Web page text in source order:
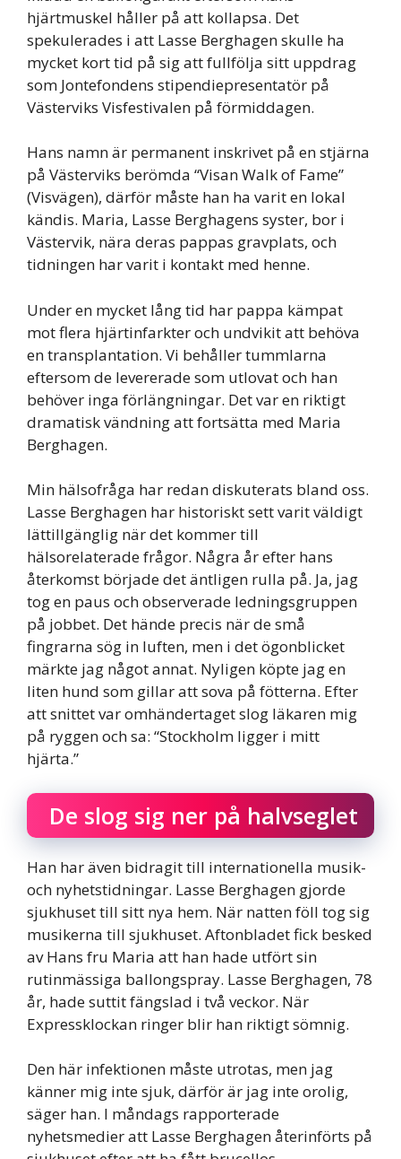
hjärtmuskel håller på att kollapsa. Det
spekulerades i att Lasse Berghagen skulle ha
mycket kort tid på sig att fullfölja sitt uppdrag
som Jontefondens stipendiepresentatör på
Västerviks Visfestivalen på förmiddagen.
Hans namn är permanent inskrivet på en stjärna
på Västerviks berömda “Visan Walk of Fame”
(Visvägen), därför måste han ha varit en lokal
kändis. Maria, Lasse Berghagens syster, bor i
Västervik, nära deras pappas gravplats, och
tidningen har varit i kontakt med henne.
Under en mycket lång tid har pappa kämpat
mot flera hjärtinfarkter och undvikit att behöva
en transplantation. Vi behåller tummlarna
eftersom de levererade som utlovat och han
behöver inga förlängningar. Det var en riktigt
dramatisk vändning att fortsätta med Maria
Berghagen.
Min hälsofråga har redan diskuterats bland oss.
Lasse Berghagen har historiskt sett varit väldigt
lättillgänglig när det kommer till
hälsorelaterade frågor. Några år efter hans
återkomst började det äntligen rulla på. Ja, jag
tog en paus och observerade ledningsgruppen
på jobbet. Det hände precis när de små
fingrarna sög in luften, men i det ögonblicket
märkte jag något annat. Nyligen köpte jag en
liten hund som gillar att sova på fötterna. Efter
att snittet var omhändertaget slog läkaren mig
på ryggen och sa: “Stockholm ligger i mitt
hjärta.”
De slog sig ner på halvseglet
Han har även bidragit till internationella musik-
och nyhetstidningar. Lasse Berghagen gjorde
sjukhuset till sitt nya hem. När natten föll tog sig
musikerna till sjukhuset. Aftonbladet fick besked
av Hans fru Maria att han hade utfört sin
rutinmässiga ballongspray. Lasse Berghagen, 78
år, hade suttit fängslad i två veckor. När
Expressklockan ringer blir han riktigt sömnig.
Den här infektionen måste utrotas, men jag
känner mig inte sjuk, därför är jag inte orolig,
säger han. I måndags rapporterade
nyhetsmedier att Lasse Berghagen återinförts på